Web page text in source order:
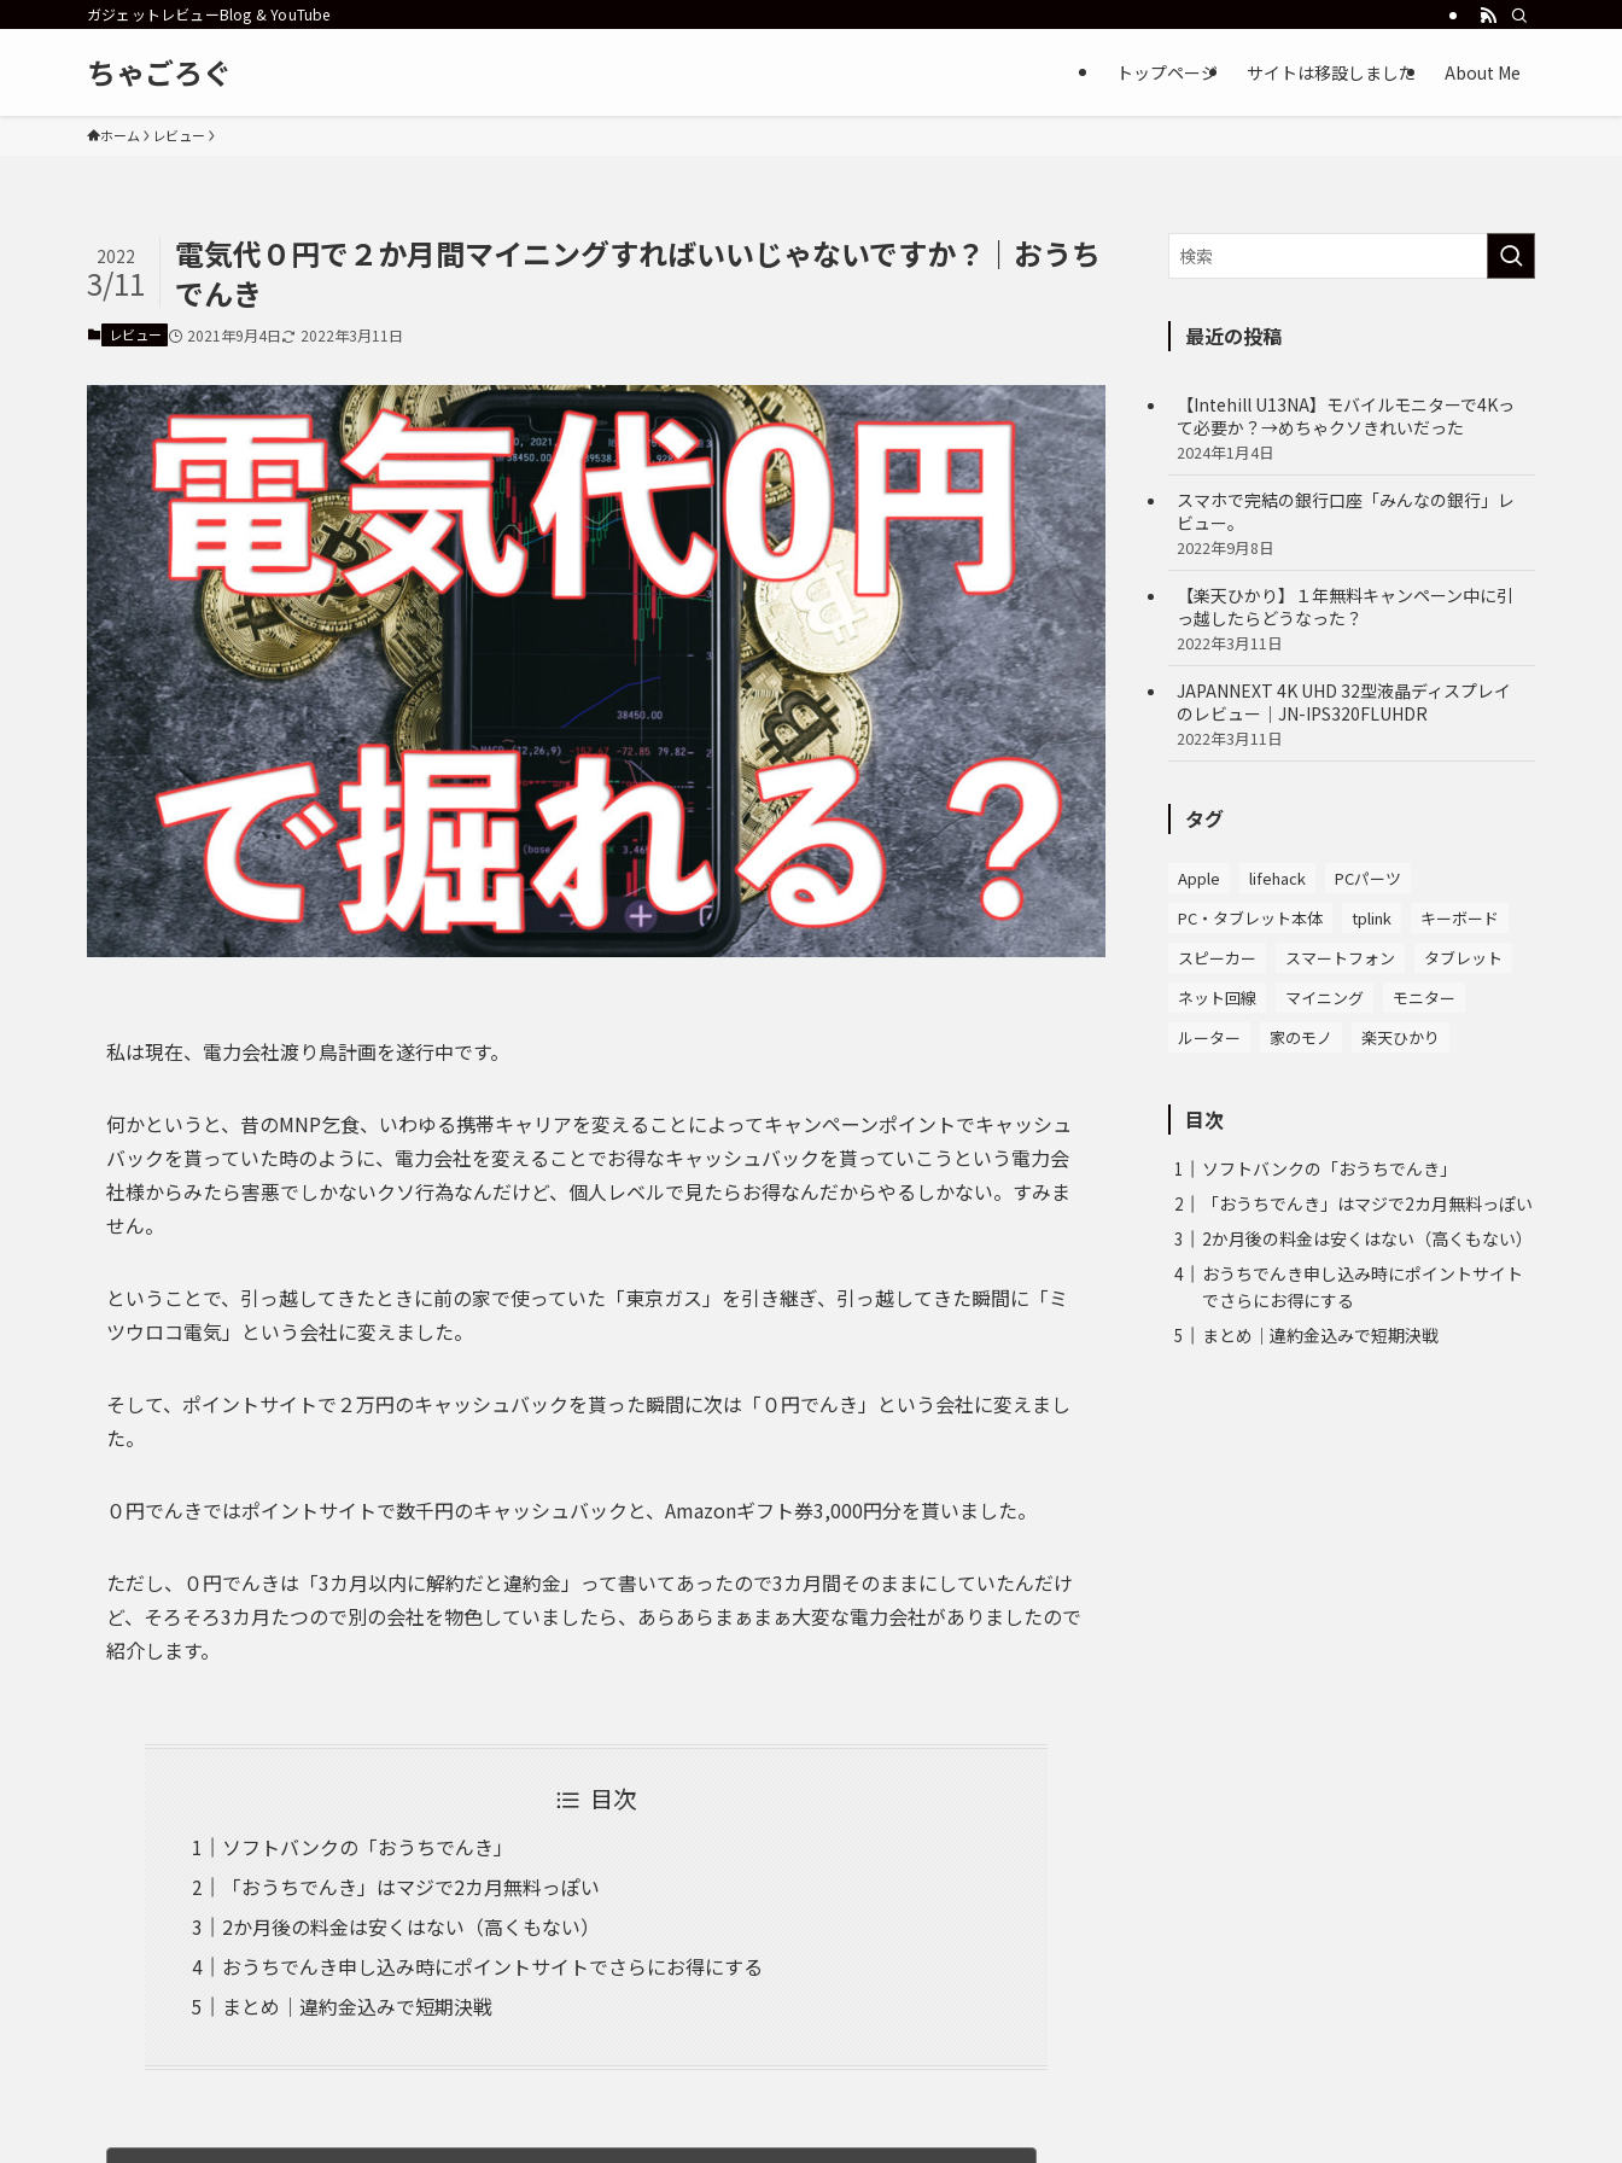
ガジェットレビューBlog & YouTube
ちゃごろぐ トップページ サイトは移設しました About Me
ホーム レビュー
電気代０円で２か月間マイニングすればいいじゃないですか？｜おうち
でんき
2022
3/11
レビュー 2021年9月4日 2022年3月11日
私は現在、 電力会社渡り鳥計画を遂行中です。
何かというと、昔のMNP乞食、いわゆる携帯キャリアを変えることによってキャンペーンポイントでキャッシュ
バックを貰っていた時のように、 電力会社を変えることでお得なキャッシュバックを貰っていこう という電力会
社様からみたら害悪でしかないクソ行為なんだけど、個人レベルで見たらお得なんだからやるしかない。すみま
せん。
ということで、引っ越してきたときに前の家で使っていた「東京ガス」を引き継ぎ、 引っ越してきた瞬間に「ミ
ツウロコ電気」という会社に変えました。
そして、ポイントサイトで ２万円のキャッシュバックを貰った瞬間に次は「０円でんき」という会社に変えまし
た。
０円でんきではポイントサイトで数千円のキャッシュバックと、Amazonギフト券3,000円分を貰いました。
ただし、０円でんきは「3カ月以内に解約だと違約金」って書いてあったので3カ月間そのままにしていたんだけ
ど、そろそろ3カ月たつので別の会社を物色していましたら、あらあらまぁまぁ大変な電力会社がありましたので
紹介します。
目次
ソフトバンクの「おうちでんき」
「おうちでんき」はマジで2カ月無料っぽい
2か月後の料金は安くはない（高くもない）
おうちでんき申し込み時にポイントサイトでさらにお得にする
まとめ｜違約金込みで短期決戦
最近の投稿
【Intehill U13NA】モバイルモニターで4Kっ
て必要か？→めちゃクソきれいだった
2024年1月4日
スマホで完結の銀行口座「みんなの銀行」レ
ビュー。
2022年9月8日
【楽天ひかり】１年無料キャンペーン中に引
っ越したらどうなった？
2022年3月11日
JAPANNEXT 4K UHD 32型液晶ディスプレイ
のレビュー｜JN-IPS320FLUHDR
2022年3月11日
タグ
Apple lifehack
PCパーツ
PC・タブレット本体
tplink
キーボード
スピーカー
スマートフォン
タブレット
ネット回線
マイニング
モニター
ルーター
家のモノ 楽天ひかり
目次
ソフトバンクの「おうちでんき」
「おうちでんき」はマジで2カ月無料っぽい
2か月後の料金は安くはない（高くもない）
おうちでんき申し込み時にポイントサイト
でさらにお得にする
まとめ｜違約金込みで短期決戦